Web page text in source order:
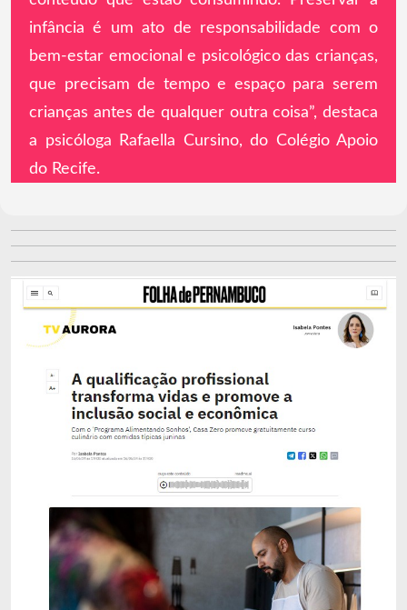
infância é um ato de responsabilidade com o
bem-estar emocional e psicológico das crianças,
que precisam de tempo e espaço para serem
crianças antes de qualquer outra coisa”, destaca
a psicóloga Rafaella Cursino, do Colégio Apoio
do Recife.